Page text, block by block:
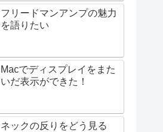
フリードマンアンプの魅力
を語りたい
Macでディスプレイをまた
いだ表示ができた！
ネックの反りをどう見る